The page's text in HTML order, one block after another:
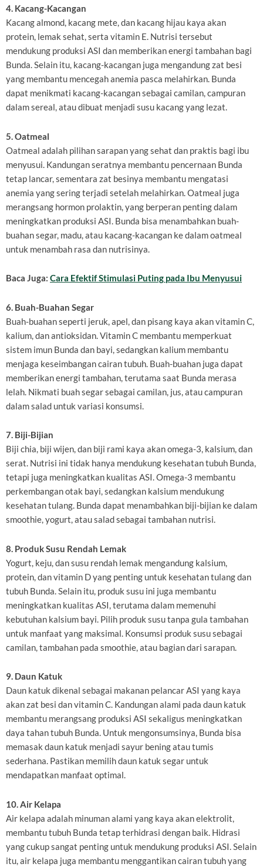
4. Kacang-Kacangan
Kacang almond, kacang mete, dan kacang hijau kaya akan
protein, lemak sehat, serta vitamin E. Nutrisi tersebut
mendukung produksi ASI dan memberikan energi tambahan bagi
Bunda. Selain itu, kacang-kacangan juga mengandung zat besi
yang membantu mencegah anemia pasca melahirkan. Bunda
dapat menikmati kacang-kacangan sebagai camilan, campuran
dalam sereal, atau dibuat menjadi susu kacang yang lezat.
5. Oatmeal
Oatmeal adalah pilihan sarapan yang sehat dan praktis bagi ibu
menyusui. Kandungan seratnya membantu pencernaan Bunda
tetap lancar, sementara zat besinya membantu mengatasi
anemia yang sering terjadi setelah melahirkan. Oatmeal juga
merangsang hormon prolaktin, yang berperan penting dalam
meningkatkan produksi ASI. Bunda bisa menambahkan buah-
buahan segar, madu, atau kacang-kacangan ke dalam oatmeal
untuk menambah rasa dan nutrisinya.
Baca Juga: Cara Efektif Stimulasi Puting pada Ibu Menyusui
6. Buah-Buahan Segar
Buah-buahan seperti jeruk, apel, dan pisang kaya akan vitamin C,
kalium, dan antioksidan. Vitamin C membantu memperkuat
sistem imun Bunda dan bayi, sedangkan kalium membantu
menjaga keseimbangan cairan tubuh. Buah-buahan juga dapat
memberikan energi tambahan, terutama saat Bunda merasa
lelah. Nikmati buah segar sebagai camilan, jus, atau campuran
dalam salad untuk variasi konsumsi.
7. Biji-Bijian
Biji chia, biji wijen, dan biji rami kaya akan omega-3, kalsium, dan
serat. Nutrisi ini tidak hanya mendukung kesehatan tubuh Bunda,
tetapi juga meningkatkan kualitas ASI. Omega-3 membantu
perkembangan otak bayi, sedangkan kalsium mendukung
kesehatan tulang. Bunda dapat menambahkan biji-bijian ke dalam
smoothie, yogurt, atau salad sebagai tambahan nutrisi.
8. Produk Susu Rendah Lemak
Yogurt, keju, dan susu rendah lemak mengandung kalsium,
protein, dan vitamin D yang penting untuk kesehatan tulang dan
tubuh Bunda. Selain itu, produk susu ini juga membantu
meningkatkan kualitas ASI, terutama dalam memenuhi
kebutuhan kalsium bayi. Pilih produk susu tanpa gula tambahan
untuk manfaat yang maksimal. Konsumsi produk susu sebagai
camilan, tambahan pada smoothie, atau bagian dari sarapan.
9. Daun Katuk
Daun katuk dikenal sebagai makanan pelancar ASI yang kaya
akan zat besi dan vitamin C. Kandungan alami pada daun katuk
membantu merangsang produksi ASI sekaligus meningkatkan
daya tahan tubuh Bunda. Untuk mengonsumsinya, Bunda bisa
memasak daun katuk menjadi sayur bening atau tumis
sederhana. Pastikan memilih daun katuk segar untuk
mendapatkan manfaat optimal.
10. Air Kelapa
Air kelapa adalah minuman alami yang kaya akan elektrolit,
membantu tubuh Bunda tetap terhidrasi dengan baik. Hidrasi
yang cukup sangat penting untuk mendukung produksi ASI. Selain
itu, air kelapa juga membantu menggantikan cairan tubuh yang